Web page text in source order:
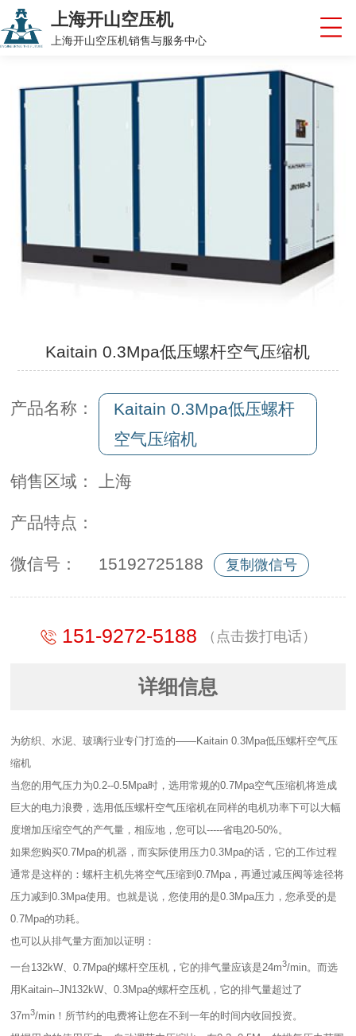
上海开山空压机
上海开山空压机销售与服务中心
Kaitain 0.3Mpa低压螺杆空气压缩机
产品名称：
Kaitain 0.3Mpa低压螺杆
空气压缩机
销售区域： 上海
产品特点：
微信号： 15192725188 复制微信号
151-9272-5188 （点击拨打电话）
详细信息
为纺织、水泥、玻璃行业专门打造的——Kaitain 0.3Mpa低压螺杆空气压
缩机
当您的用气压力为0.2--0.5Mpa时，选用常规的0.7Mpa空气压缩机将造成
巨大的电力浪费，选用低压螺杆空气压缩机在同样的电机功率下可以大幅
度增加压缩空气的产气量，相应地，您可以-----省电20-50%。
如果您购买0.7Mpa的机器，而实际使用压力0.3Mpa的话，它的工作过程
通常是这样的：螺杆主机先将空气压缩到0.7Mpa，再通过减压阀等途径将
压力减到0.3Mpa使用。也就是说，您使用的是0.3Mpa压力，您承受的是
0.7Mpa的功耗。
也可以从排气量方面加以证明：
一台132kW、0.7Mpa的螺杆空压机，它的排气量应该是24m3/min。而选
用Kaitain--JN132kW、0.3Mpa的螺杆空压机，它的排气量超过了
37m3/min！所节约的电费将让您在不到一年的时间内收回投资。